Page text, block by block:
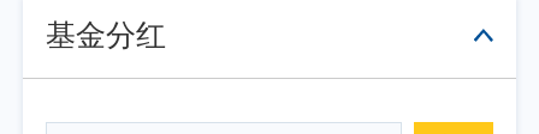
基金分红